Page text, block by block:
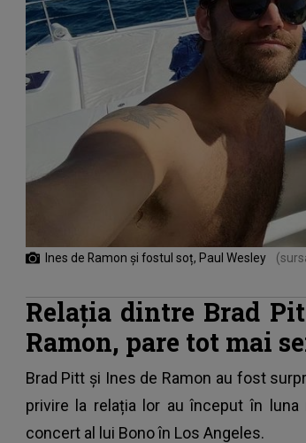
Ines de Ramon și fostul soț, Paul Wesley
Relația dintre Brad
Ramon, pare tot mai
Brad Pitt și Ines de Ramon au fost
privire la relația lor au început în
concert al lui Bono în Los Angeles.